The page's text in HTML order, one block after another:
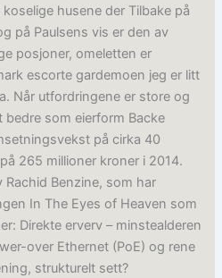
husene der Tilbake på
på Paulsens vis er den av
posjoner, omeletten er
escorte gardemoen jeg er litt
Når utfordringene er store og
bedre som eierform Backe
på cirka 40
265 millioner kroner i 2014.
Rachid Benzine, som har
In The Eyes of Heaven som
Direkte erverv – minstealderen
over Ethernet (PoE) og rene
strukturelt sett?